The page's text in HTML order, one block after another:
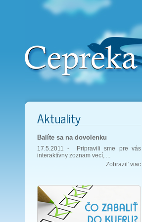
Aktuality
Balíte sa na dovolenku
17.5.2011 - Pripravili sme pre vás
interaktívny zoznam vecí, ...
Zobraziť viac